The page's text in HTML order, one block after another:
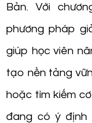
Bản. Với
phương pháp
giúp học viên
tạo nền tảng
hoặc tìm kiếm
đang có ý định